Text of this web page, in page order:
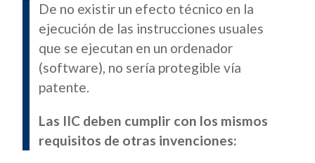
De no existir un efecto técnico en la
ejecución de las instrucciones usuales
que se ejecutan en un ordenador
(software), no sería protegible vía
patente.
Las IIC deben cumplir con los mismos
requisitos de otras invenciones: